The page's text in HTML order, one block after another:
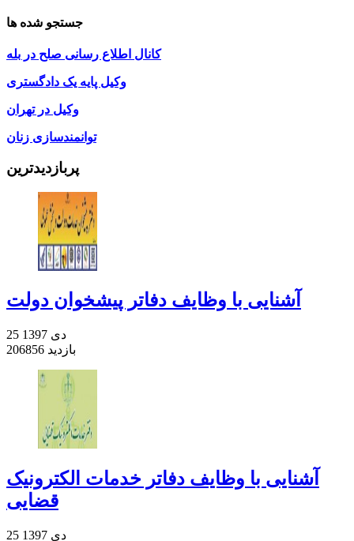
جستجو شده ها
کانال اطلاع رسانی صلح در بله
وکیل پایه یک دادگستری
وکیل در تهران
توانمندسازی زنان
پربازدیدترین
آشنایی با وظایف دفاتر پیشخوان دولت
25 دی 1397
206856 بازدید
آشنایی با وظایف دفاتر خدمات الکترونیک
قضایی
25 دی 1397